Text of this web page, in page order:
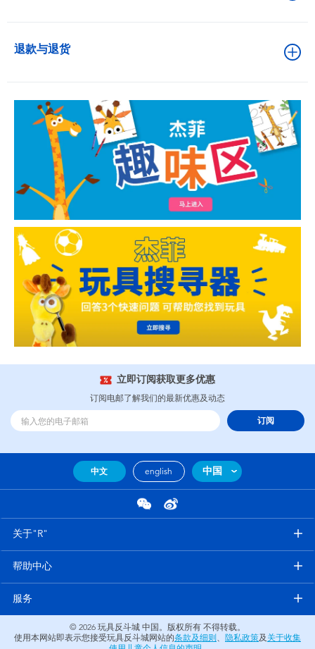
退款与退货
立即订阅获取更多优惠
订阅电邮了解我们的最新优惠及动态
订阅
中文 english 中国
关于"R"
帮助中心
服务
© 2026 玩具反斗城 中国。版权所有 不得转载。
使用本网站即表示您接受玩具反斗城网站的条款及细则 、 隐私政策及 关于收集